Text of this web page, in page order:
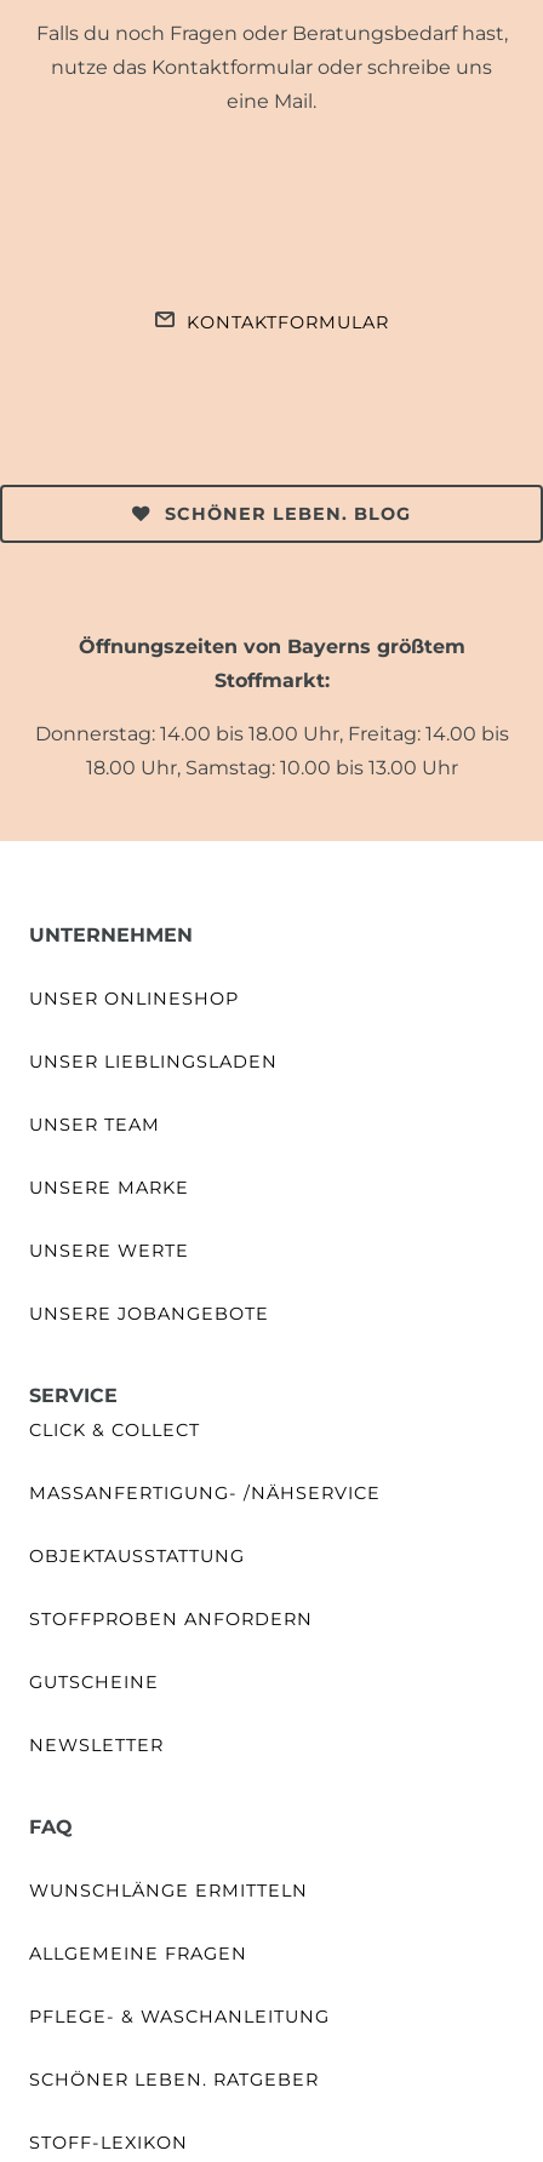
Falls du noch Fragen oder Beratungsbedarf hast,
nutze das Kontaktformular oder schreibe uns
eine Mail.
KONTAKTFORMULAR
SCHÖNER LEBEN. BLOG
Öffnungszeiten von Bayerns größtem
Stoffmarkt:
Donnerstag: 14.00 bis 18.00 Uhr, Freitag: 14.00 bis
18.00 Uhr, Samstag: 10.00 bis 13.00 Uhr
UNTERNEHMEN
UNSER ONLINESHOP
UNSER LIEBLINGSLADEN
UNSER TEAM
UNSERE MARKE
UNSERE WERTE
UNSERE JOBANGEBOTE
SERVICE
CLICK & COLLECT
MASSANFERTIGUNG- /NÄHSERVICE
OBJEKTAUSSTATTUNG
STOFFPROBEN ANFORDERN
GUTSCHEINE
NEWSLETTER
FAQ
WUNSCHLÄNGE ERMITTELN
ALLGEMEINE FRAGEN
PFLEGE- & WASCHANLEITUNG
SCHÖNER LEBEN. RATGEBER
STOFF-LEXIKON